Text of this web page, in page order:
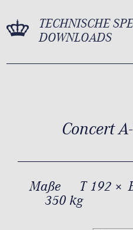
TECHNISCHE
DOWNLOADS
Concert
Maße T 192 ×
350 kg